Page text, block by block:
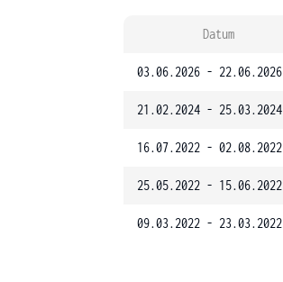
Datum
03.06.2026 - 22.06.2026
21.02.2024 - 25.03.2024
16.07.2022 - 02.08.2022
25.05.2022 - 15.06.2022
09.03.2022 - 23.03.2022